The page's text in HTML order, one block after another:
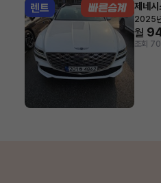
렌트 제네
2025
월
조회